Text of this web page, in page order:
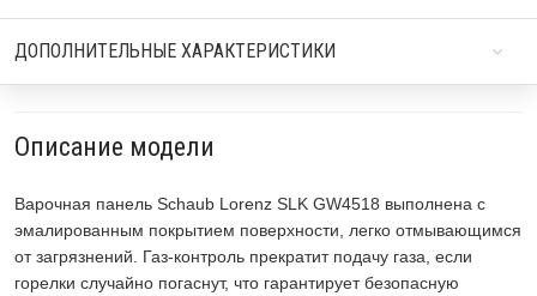
ДОПОЛНИТЕЛЬНЫЕ ХАРАКТЕРИСТИКИ
Описание модели
Варочная панель Schaub Lorenz SLK GW4518 выполнена с
эмалированным покрытием поверхности, легко отмывающимся
от загрязнений. Газ-контроль прекратит подачу газа, если
горелки случайно погаснут, что гарантирует безопасную